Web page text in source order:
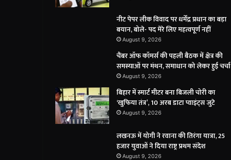
नीट पेपर लीक विवाद पर धर्मेंद्र प्रधान का बड़ा
बयान, बोले- पद मेरे लिए महत्वपूर्ण नहीं
August 9, 2026
चैंबर ऑफ कॉमर्स की पहली बैठक में क्षेत्र की
समस्याओं पर मंथन, समाधान को लेकर हुई चर्चा
August 9, 2026
बिहार में स्मार्ट मीटर बना बिजली चोरी का
‘खुफिया तंत्र’, 10 अरब डाटा प्वाइंट्स जुटे
August 9, 2026
लखनऊ में योगी ने रवाना की तिरंगा यात्रा, 25
हजार युवाओं ने दिया राष्ट्र प्रथम संदेश
August 9, 2026